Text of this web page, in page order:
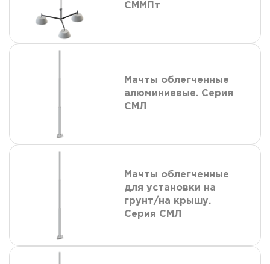
СММПт
Мачты облегченные
алюминиевые. Серия
СМЛ
Мачты облегченные
для установки на
грунт/на крышу.
Серия СМЛ